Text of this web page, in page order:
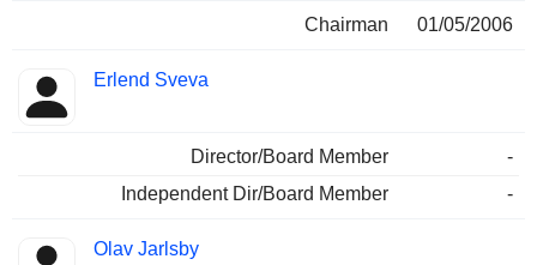
Chairman 01/05/2006
Erlend Sveva
Director/Board Member
-
Independent Dir/Board Member
-
Olav Jarlsby